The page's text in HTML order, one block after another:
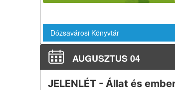
Dózsavárosi Könyvtár
AUGUSZTUS 04
JELENLÉT - Állat és